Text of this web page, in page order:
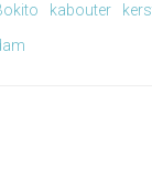
kabouter